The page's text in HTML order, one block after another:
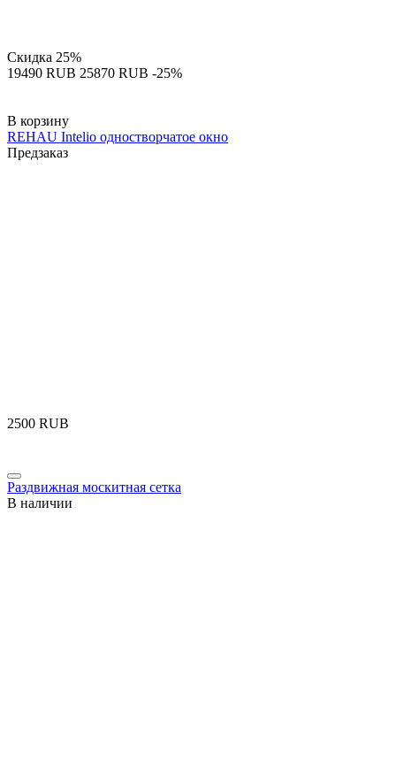
Скидка 25%
‍19490‍ RUB ‍25870‍ RUB -25%
В корзину
REHAU Intelio одностворчатое окно
Предзаказ
‍2500‍ RUB
Раздвижная москитная сетка
В наличии